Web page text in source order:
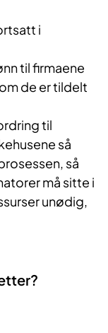
i
til firmaene
de er tildelt
til
så
så
må sitte i
unødig,